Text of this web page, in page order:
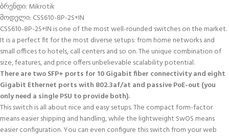
ბრენდი: Mikrotik
მოდელი: CSS610-8P-2S+IN
CSS610-8P-2S+IN is one of the most well-rounded switches on the market.
It is a perfect fit for the most diverse setups: from home networks and
small offices to hotels, call centers and so on. The unique combination of
size, features, and price offers unbelievable scalability potential.
There are two SFP+ ports for 10 Gigabit fiber connectivity and eight
Gigabit Ethernet ports with 802.3af/at and passive PoE-out (you
only need a single PSU to provide both).
This switch is all about nice and easy setups. The compact form-factor
means easier shipping and handling, while the lightweight SwOS means
easier configuration. You can even configure this switch from your web